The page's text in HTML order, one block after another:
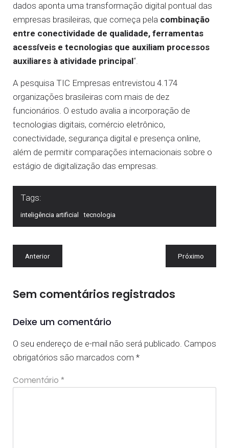
dados aponta uma transformação digital pontual das
empresas brasileiras, que começa pela combinação
entre conectividade de qualidade, ferramentas
acessíveis e tecnologias que auxiliam processos
auxiliares à atividade principal“.
A pesquisa TIC Empresas entrevistou 4.174
organizações brasileiras com mais de dez
funcionários. O estudo avalia a incorporação de
tecnologias digitais, comércio eletrônico,
conectividade, segurança digital e presença online,
além de permitir comparações internacionais sobre o
estágio de digitalização das empresas.
Tags:
inteligência artificial tecnologia
Anterior Próximo
Sem comentários registrados
Deixe um comentário
O seu endereço de e-mail não será publicado. Campos
obrigatórios são marcados com *
Comentário *